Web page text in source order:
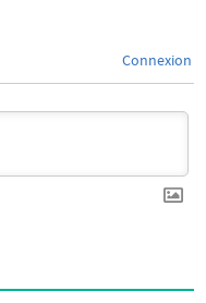
Connexion